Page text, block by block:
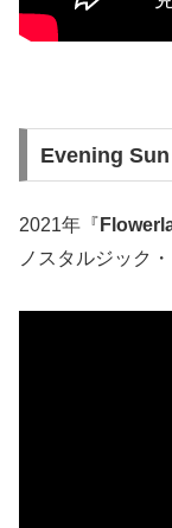
Evening Sun
2021年『
ノスタルジック